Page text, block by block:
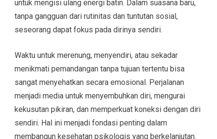
untuk mengisi ulang energi batin. Dalam suasana baru,
tanpa gangguan dari rutinitas dan tuntutan sosial,
seseorang dapat fokus pada dirinya sendiri.
Waktu untuk merenung, menyendiri, atau sekadar
menikmati pemandangan tanpa tujuan tertentu bisa
sangat menyehatkan secara emosional. Perjalanan
menjadi media untuk menyembuhkan diri, mengurai
kekusutan pikiran, dan memperkuat koneksi dengan diri
sendiri. Hal ini menjadi fondasi penting dalam
membangun kesehatan psikologis yang berkelanjutan.